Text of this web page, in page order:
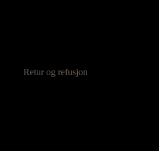
Retur og refusjon